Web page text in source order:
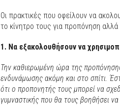
Οι πρακτικές που οφείλουν να
το κίνητρο τους για προπόνηση
1. Να εξακολουθήσουν να
Την καθιερωμένη ώρα της
ενδυνάμωσης ακόμη και στο σπίτι.
ότι ο προπονητής τους μπορεί να
γυμναστικής που θα τους βοηθήσει